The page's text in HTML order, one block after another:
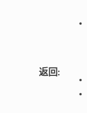
返回